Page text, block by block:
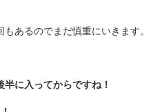
あるのでまだ慎重にいきます。
に入ってからですね！